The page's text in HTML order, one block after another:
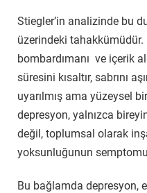
Stiegler’in analizinde bu
üzerindeki
bombardımanı ve içerik
süresini kısaltır, sabrını
uyarılmış ama yüzeysel
depresyon, yalnızca
değil, toplumsal olarak
yoksunluğunun
Bu bağlamda depresyon,